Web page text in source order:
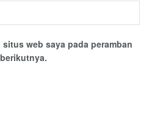
web saya pada peramban